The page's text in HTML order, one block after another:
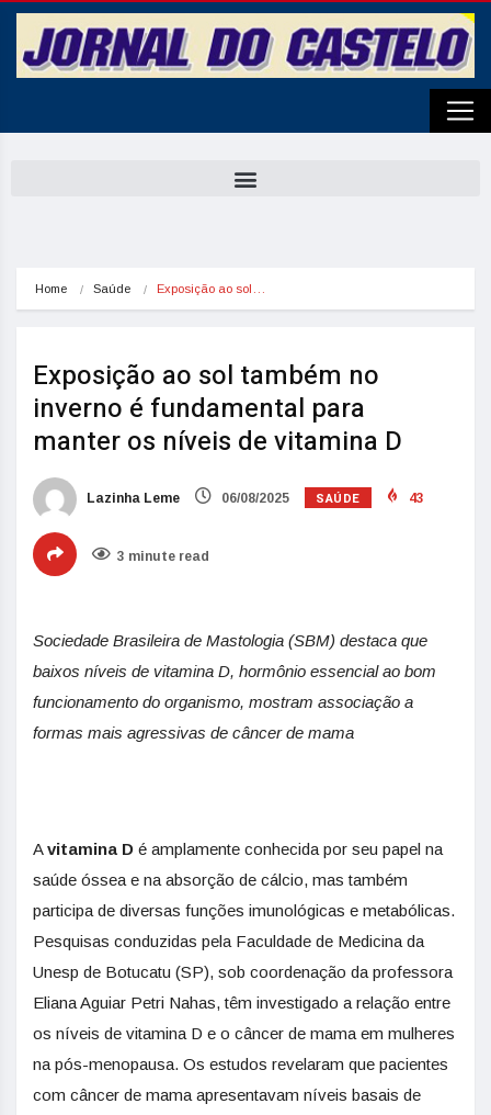
Home Saúde Exposição ao sol…
Exposição ao sol também no
inverno é fundamental para
manter os níveis de vitamina D
Lazinha Leme 06/08/2025 SAÚDE 43
3 minute read
Sociedade Brasileira de Mastologia (SBM) destaca que
baixos níveis de vitamina D, hormônio essencial ao bom
funcionamento do organismo, mostram associação a
formas mais agressivas de câncer de mama
Avitamina D é amplamente conhecida por seu papel na
saúde óssea e na absorção de cálcio, mas também
participa de diversas funções imunológicas e metabólicas.
Pesquisas conduzidas pela Faculdade de Medicina da
Unesp de Botucatu (SP), sob coordenação da professora
Eliana Aguiar Petri Nahas, têm investigado a relação entre
os níveis de vitamina D e o câncer de mama em mulheres
na pós-menopausa. Os estudos revelaram que pacientes
com câncer de mama apresentavam níveis basais de